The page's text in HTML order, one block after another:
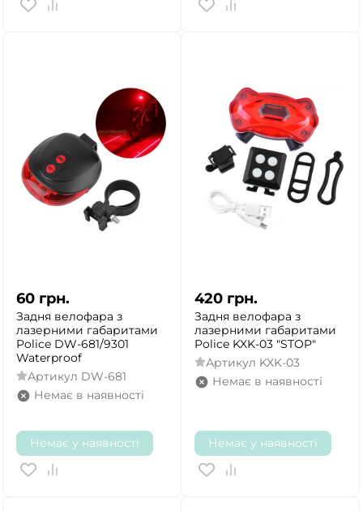
60 грн.
Задня велофара з
лазерними габаритами
Police DW-681/9301
Waterproof
Артикул DW-681
Немає в наявності
Немає у наявності
420 грн.
Задня велофара з
лазерними габаритами
Police KXK-03 "STOP"
Артикул KXK-03
Немає в наявності
Немає у наявності